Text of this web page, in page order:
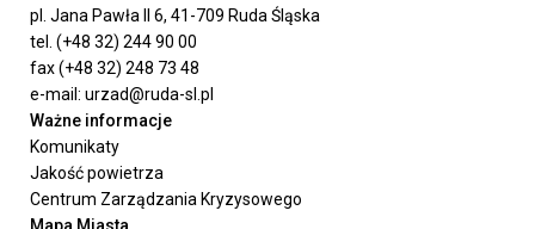
pl. Jana Pawła II 6, 41-709 Ruda Śląska
tel. (+48 32) 244 90 00
fax (+48 32) 248 73 48
e-mail: urzad@ruda-sl.pl
Ważne informacje
Komunikaty
Jakość powietrza
Centrum Zarządzania Kryzysowego